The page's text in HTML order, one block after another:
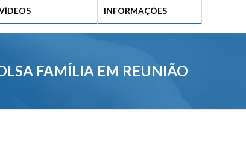
INFORMAÇÕES
FAMÍLIA EM REUNIÃO